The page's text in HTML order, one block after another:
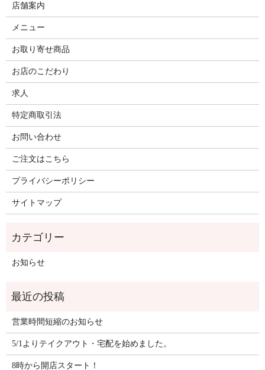
店舗案内
メニュー
お取り寄せ商品
お店のこだわり
求人
特定商取引法
お問い合わせ
ご注文はこちら
プライバシーポリシー
サイトマップ
お知らせ
営業時間短縮のお知らせ
5/1よりテイクアウト・宅配を始めました。
8時から開店スタート！